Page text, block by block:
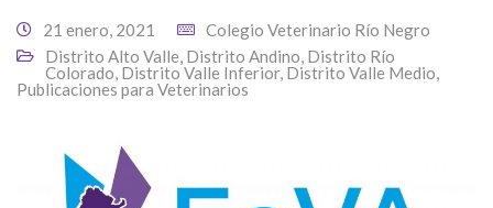
21 enero, 2021
Colegio Veterinario Río Negro
Distrito Alto Valle, Distrito Andino, Distrito Río
Colorado, Distrito Valle Inferior, Distrito Valle Medio,
Publicaciones para Veterinarios